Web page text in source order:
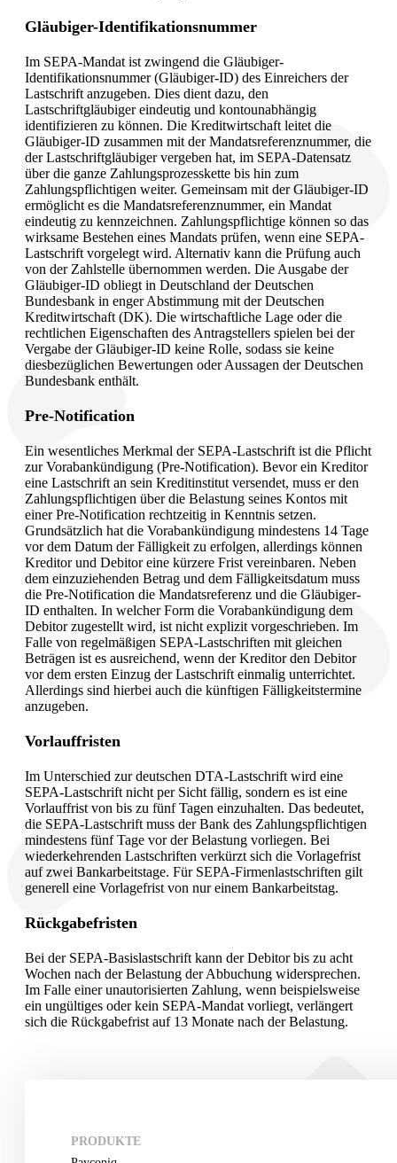
Gläubiger-Identifikationsnummer
Im SEPA-Mandat ist zwingend die Gläubiger-
Identifikationsnummer (Gläubiger-ID) des Einreichers der
Lastschrift anzugeben. Dies dient dazu, den
Lastschriftgläubiger eindeutig und kontounabhängig
identifizieren zu können. Die Kreditwirtschaft leitet die
Gläubiger-ID zusammen mit der Mandatsreferenznummer, die
der Lastschriftgläubiger vergeben hat, im SEPA-Datensatz
über die ganze Zahlungsprozesskette bis hin zum
Zahlungspflichtigen weiter. Gemeinsam mit der Gläubiger-ID
ermöglicht es die Mandatsreferenznummer, ein Mandat
eindeutig zu kennzeichnen. Zahlungspflichtige können so das
wirksame Bestehen eines Mandats prüfen, wenn eine SEPA-
Lastschrift vorgelegt wird. Alternativ kann die Prüfung auch
von der Zahlstelle übernommen werden. Die Ausgabe der
Gläubiger-ID obliegt in Deutschland der Deutschen
Bundesbank in enger Abstimmung mit der Deutschen
Kreditwirtschaft (DK). Die wirtschaftliche Lage oder die
rechtlichen Eigenschaften des Antragstellers spielen bei der
Vergabe der Gläubiger-ID keine Rolle, sodass sie keine
diesbezüglichen Bewertungen oder Aussagen der Deutschen
Bundesbank enthält.
Pre-Notification
Ein wesentliches Merkmal der SEPA-Lastschrift ist die Pflicht
zur Vorabankündigung (Pre-Notification). Bevor ein Kreditor
eine Lastschrift an sein Kreditinstitut versendet, muss er den
Zahlungspflichtigen über die Belastung seines Kontos mit
einer Pre-Notification rechtzeitig in Kenntnis setzen.
Grundsätzlich hat die Vorabankündigung mindestens 14 Tage
vor dem Datum der Fälligkeit zu erfolgen, allerdings können
Kreditor und Debitor eine kürzere Frist vereinbaren. Neben
dem einzuziehenden Betrag und dem Fälligkeitsdatum muss
die Pre-Notification die Mandatsreferenz und die Gläubiger-
ID enthalten. In welcher Form die Vorabankündigung dem
Debitor zugestellt wird, ist nicht explizit vorgeschrieben. Im
Falle von regelmäßigen SEPA-Lastschriften mit gleichen
Beträgen ist es ausreichend, wenn der Kreditor den Debitor
vor dem ersten Einzug der Lastschrift einmalig unterrichtet.
Allerdings sind hierbei auch die künftigen Fälligkeitstermine
anzugeben.
Vorlauffristen
Im Unterschied zur deutschen DTA-Lastschrift wird eine
SEPA-Lastschrift nicht per Sicht fällig, sondern es ist eine
Vorlauffrist von bis zu fünf Tagen einzuhalten. Das bedeutet,
die SEPA-Lastschrift muss der Bank des Zahlungspflichtigen
mindestens fünf Tage vor der Belastung vorliegen. Bei
wiederkehrenden Lastschriften verkürzt sich die Vorlagefrist
auf zwei Bankarbeitstage. Für SEPA-Firmenlastschriften gilt
generell eine Vorlagefrist von nur einem Bankarbeitstag.
Rückgabefristen
Bei der SEPA-Basislastschrift kann der Debitor bis zu acht
Wochen nach der Belastung der Abbuchung widersprechen.
Im Falle einer unautorisierten Zahlung, wenn beispielsweise
ein ungültiges oder kein SEPA-Mandat vorliegt, verlängert
sich die Rückgabefrist auf 13 Monate nach der Belastung.
PRODUKTE